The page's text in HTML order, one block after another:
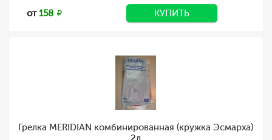
от158 КУПИТЬ
Грелка MERIDIAN комбинированная (кружка Эсмарха)